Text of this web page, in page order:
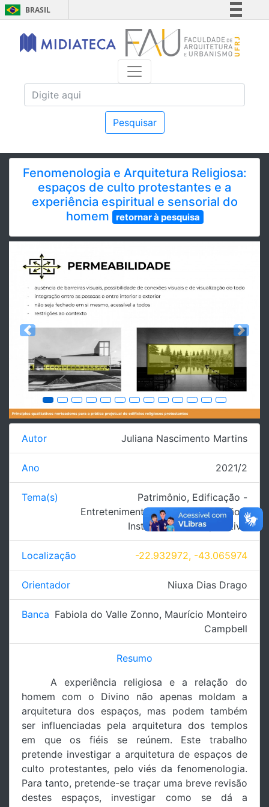
BRASIL
Simplifique!
Comunica BR
Acesso à informação
Pesquisar
Fenomenologia e Arquitetura Religiosa:
espaços de culto protestantes e a
experiência espiritual e sensorial do
homem
retornar à pesquisa
Previous Next
Autor Juliana Nascimento Martins
Ano 2021/2
Tema(s) Patrimônio, Edificação -
Entretenimento/Cultura,Edificação -
Institucional/Coorporativo
Localização -22.932972, -43.065974
Orientador Niuxa Dias Drago
Banca Fabiola do Valle Zonno, Maurício Monteiro
Campbell
Resumo
A experiência religiosa e a relação do
homem com o Divino não apenas moldam a
arquitetura dos espaços, mas podem também
ser influenciadas pela arquitetura dos templos
em que os fiéis se reúnem. Este trabalho
pretende investigar a arquitetura de espaços de
culto protestantes, pelo viés da fenomenologia.
Para tanto, pretende-se traçar uma breve revisão
destes espaços, investigar como se dá a